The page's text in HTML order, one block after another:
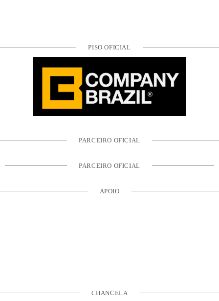
PISO OFICIAL
PARCEIRO OFICIAL
PARCEIRO OFICIAL
APOIO
CHANCELA